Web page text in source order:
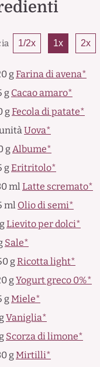
1/2x 1x 2x
gFarina di avena*
g Cacao amaro*
gFecola di patate*
Uova*
g Albume*
gEritritolo*
ml Latte scremato*
ml Olio di semi*
gLievito per dolci*
Sale*
gRicotta light*
gYogurt greco 0%*
gMiele*
gVaniglia*
g Scorza di limone*
gMirtilli*